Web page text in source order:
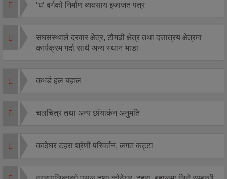
‘घ’ वर्गको निर्माण व्यवसाय इजाजत पत्र
संघसंस्थाले दरवार क्षेत्र, टौमढी क्षेत्र तथा दत्तात्रय क्षेत्रमा
कार्यक्रम गर्दा साथै अन्य स्थान भाडा
कभर्ड हल बहाल
चलचित्र तथा अन्य छांयाकंन अनुमति
काठेघर टहरा श्रेणी परिवर्तन, लगत कट्टा